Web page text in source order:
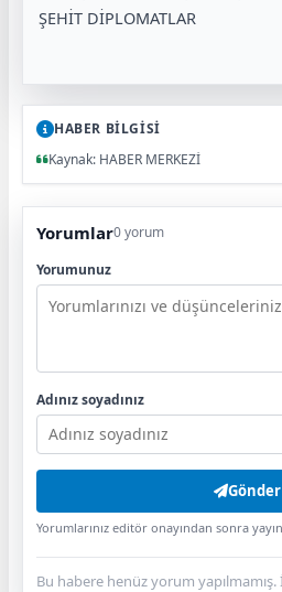
ŞEHİT DİPLOMATLAR
HABER BİLGİSİ
Kaynak: HABER MERKEZİ
Yorumlar0 yorum
Yorumunuz
Adınız soyadınız
Gönder
Yorumlarınız editör onayından sonra
Bu habere henüz yorum